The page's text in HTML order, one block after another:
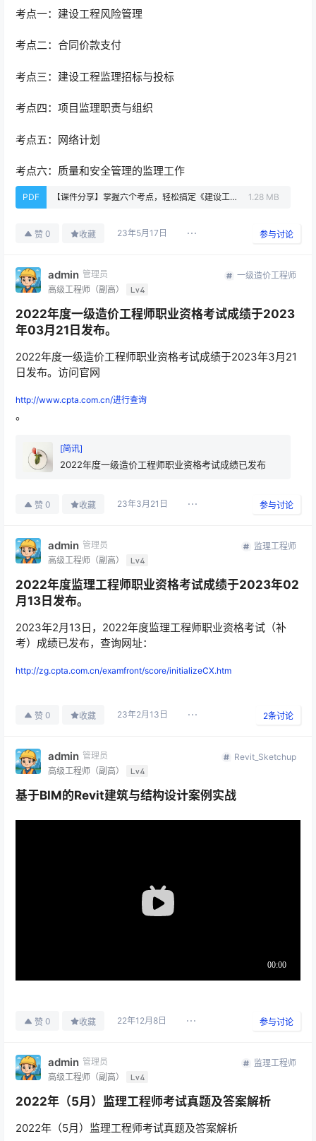
考点一：建设工程风险管理
考点二：合同价款支付
考点三：建设工程监理招标与投标
考点四：项目监理职责与组织
考点五：网络计划
考点六：质量和安全管理的监理工作
PDF 【课件分享】掌握六个考点，轻松搞定《建设工程监理案例分析（土木建筑工程）》.pdf 1.28 MB
赞 0 收藏 23年5月17日 参与讨论
admin 管理员
高级工程师（副高）
Lv4
一级造价工程师
2022年度一级造价工程师职业资格考试成绩于2023
年03月21日发布。
2022年度一级造价工程师职业资格考试成绩于2023年3月21
日发布。访问官网
http://www.cpta.com.cn/进行查询
。
[简讯]
2022年度一级造价工程师职业资格考试成绩已发布
赞 0 收藏 23年3月21日 参与讨论
admin 管理员
高级工程师（副高）
Lv4
监理工程师
2022年度监理工程师职业资格考试成绩于2023年02
月13日发布。
2023年2月13日，2022年度监理工程师职业资格考试（补
考）成绩已发布，查询网址：
http://zg.cpta.com.cn/examfront/score/initializeCX.htm
赞 0 收藏 23年2月13日 2条讨论
admin 管理员
高级工程师（副高）
Lv4
Revit_Sketchup
基于BIM的Revit建筑与结构设计案例实战
赞 0 收藏 22年12月8日 参与讨论
admin 管理员
高级工程师（副高）
Lv4
监理工程师
2022年（5月）监理工程师考试真题及答案解析
2022年（5月）监理工程师考试真题及答案解析